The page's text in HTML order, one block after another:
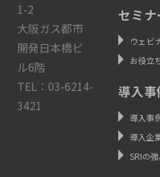
1-2
大阪ガス都市
開発日本橋ビ
ル6階
TEL：03-6214-
3421
セミ
ウェビ
お役立
導入事
導入事
導入企
SRIの